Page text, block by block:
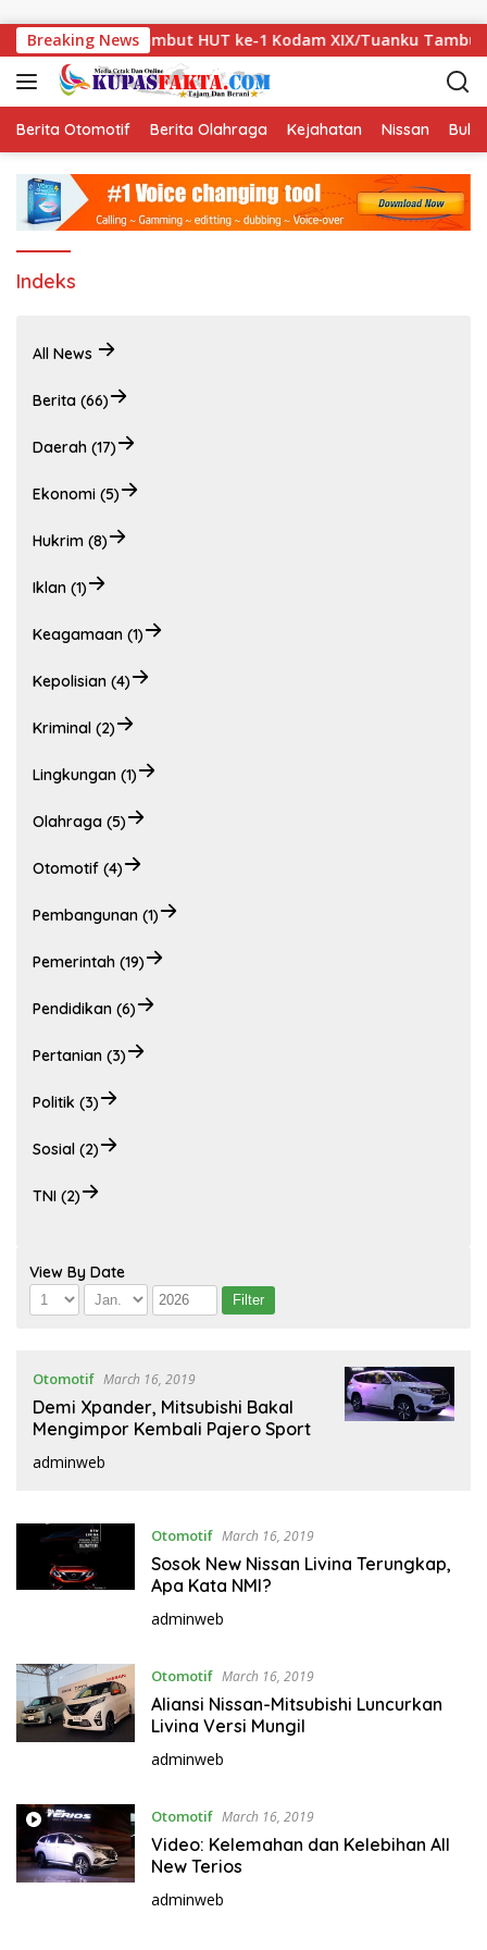
Breaking News
Darah Sambut HUT ke-1 Kodam XIX/Tuanku Tambusai
Berita Otomotif Berita Olahraga Kejahatan Nissan
Indeks
All News
Berita (66)
Daerah (17)
Ekonomi (5)
Hukrim (8)
Iklan (1)
Keagamaan (1)
Kepolisian (4)
Kriminal (2)
Lingkungan (1)
Olahraga (5)
Otomotif (4)
Pembangunan (1)
Pemerintah (19)
Pendidikan (6)
Pertanian (3)
Politik (3)
Sosial (2)
TNI (2)
View By Date
Otomotif March 16, 2019
Demi Xpander, Mitsubishi Bakal
Mengimpor Kembali Pajero Sport
adminweb
Otomotif March 16, 2019
Sosok New Nissan Livina Terungkap,
Apa Kata NMI?
adminweb
Otomotif March 16, 2019
Aliansi Nissan-Mitsubishi Luncurkan
Livina Versi Mungil
adminweb
Otomotif March 16, 2019
Video: Kelemahan dan Kelebihan All
New Terios
adminweb